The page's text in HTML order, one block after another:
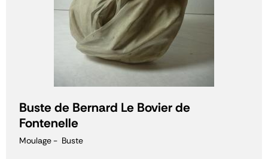
Buste de Bernard Le Bovier de
Fontenelle
Moulage Buste